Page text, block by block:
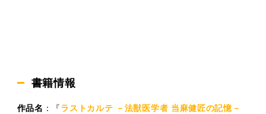
書籍情報
作品名 ：『ラストカルテ －法獣医学者 当麻健匠の記憶－